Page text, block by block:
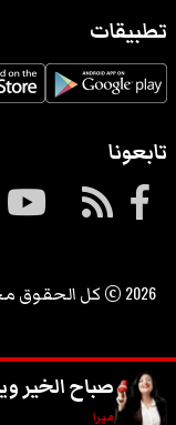
تطبيقات
تابعونا
2026 © كل الحقوق
صباح الخير
ميرا